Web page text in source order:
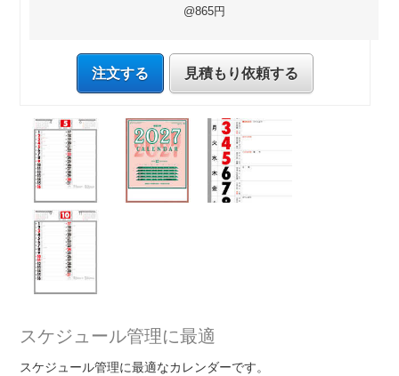
@865円
注文する 見積もり依頼する
スケジュール管理に最適
スケジュール管理に最適なカレンダーです。